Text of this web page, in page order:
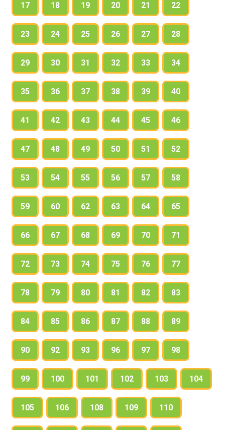
17 18 19 20 21 22
23 24 25 26 27 28
29 30 31 32 33 34
35 36 37 38 39 40
41 42 43 44 45 46
47 48 49 50 51 52
53 54 55 56 57 58
59 60 62 63 64 65
66 67 68 69 70 71
72 73 74 75 76 77
78 79 80 81 82 83
84 85 86 87 88 89
90 92 93 96 97 98
99 100 101 102 103 104
105 106 108 109 110